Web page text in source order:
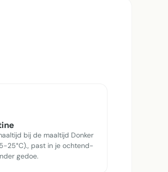
bij de maaltijd Donker
25°C)., past in je ochtend-
gedoe.